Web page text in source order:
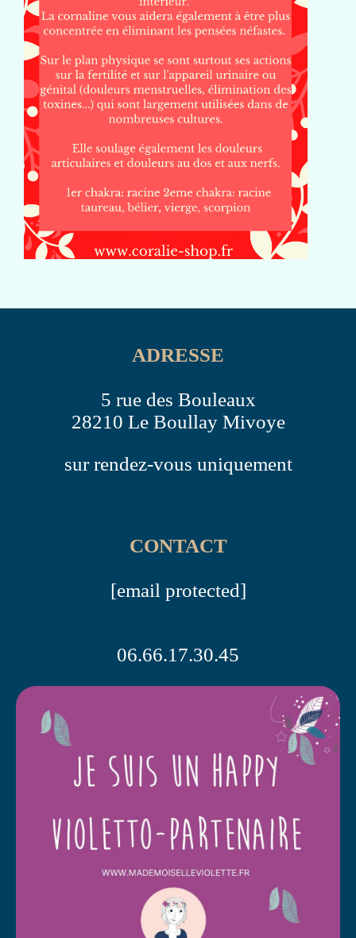
ADRESSE
5 rue des Bouleaux
28210 Le Boullay Mivoye
sur rendez-vous uniquement
CONTACT
[email protected]
06.66.17.30.45